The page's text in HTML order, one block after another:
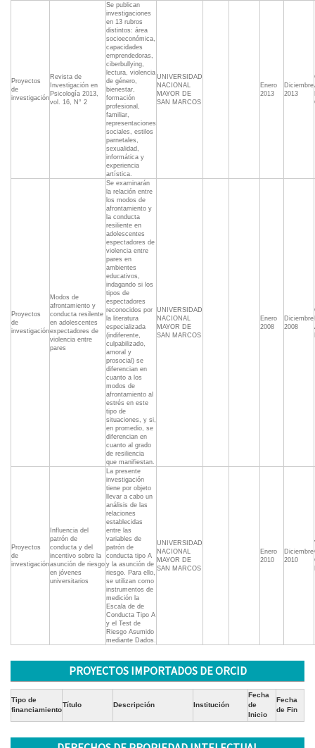
Proyectos
de
investigación
Revista de
Investigación en
Psicología 2013,
vol. 16, N° 2
Se publican
investigaciones
en 13 rubros
distintos: área
socioeconómica,
capacidades
emprendedoras,
ciberbullying,
lectura, violencia
de género,
bienestar,
formación
profesional,
familiar,
representaciones
sociales, estilos
parnetales,
sexualidad,
informática y
experiencia
artística.
UNIVERSIDAD
NACIONAL
MAYOR DE
SAN MARCOS
Enero
2013
Diciembre
2013
Proyectos
de
investigación
Modos de
afrontamiento y
conducta resilente
en adolescentes
expectadores de
violencia entre
pares
Se examinarán
la relación entre
los modos de
afrontamiento y
la conducta
resiliente en
adolescentes
espectadores de
violencia entre
pares en
ambientes
educativos,
indagando si los
tipos de
espectadores
reconocidos por
la literatura
especializada
(indiferente,
culpabilizado,
amoral y
prosocial) se
diferencian en
cuanto a los
modos de
afrontamiento al
estrés en este
tipo de
situaciones, y si,
en promedio, se
diferencian en
cuanto al grado
de resiliencia
que manifiestan.
UNIVERSIDAD
NACIONAL
MAYOR DE
SAN MARCOS
Enero
2008
Diciembre
2008
Proyectos
de
investigación
Influencia del
patrón de
conducta y del
incentivo sobre la
asunción de riesgo
en jóvenes
universitarios
La presente
investigación
tiene por objeto
llevar a cabo un
análisis de las
relaciones
establecidas
entre las
variables de
patrón de
conducta tipo A
y la asunción de
riesgo. Para ello,
se utilizan como
instrumentos de
medición la
Escala de de
Conducta Tipo A
y el Test de
Riesgo Asumido
mediante Dados.
UNIVERSIDAD
NACIONAL
MAYOR DE
SAN MARCOS
Enero
2010
Diciembre
2010
PROYECTOS IMPORTADOS DE ORCID
Tipo de
financiamiento
Título Descripción Institución
Fecha
de
Inicio
Fecha
de Fin